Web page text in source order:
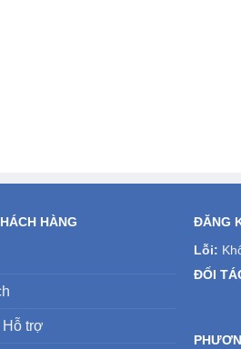
HÀNG
Hỗ trợ
ĐĂNG
Lỗi:
ĐỐI